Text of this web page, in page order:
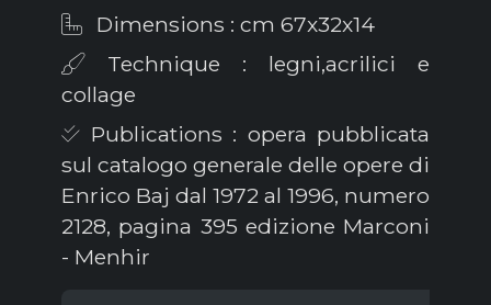
Dimensions : cm 67x32x14
Technique : legni,acrilici e
collage
Publications : opera pubblicata
sul catalogo generale delle opere di
Enrico Baj dal 1972 al 1996, numero
2128, pagina 395 edizione Marconi
- Menhir